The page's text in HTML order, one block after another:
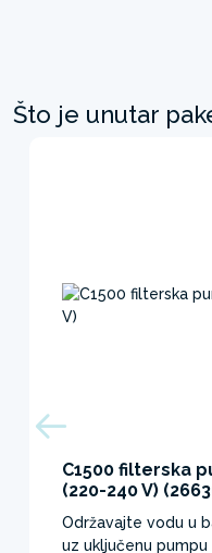
Što je unutar
C1500 filterska
(220-240 V)
Održavajte vodu u
uz uključenu